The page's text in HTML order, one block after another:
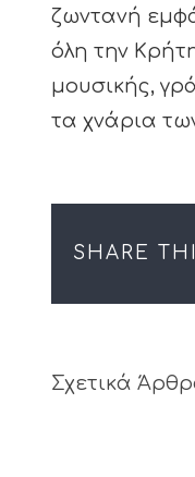
ζωντανή
όλη την
μουσικής,
τα χνάρια
SHARE
Σχετικά